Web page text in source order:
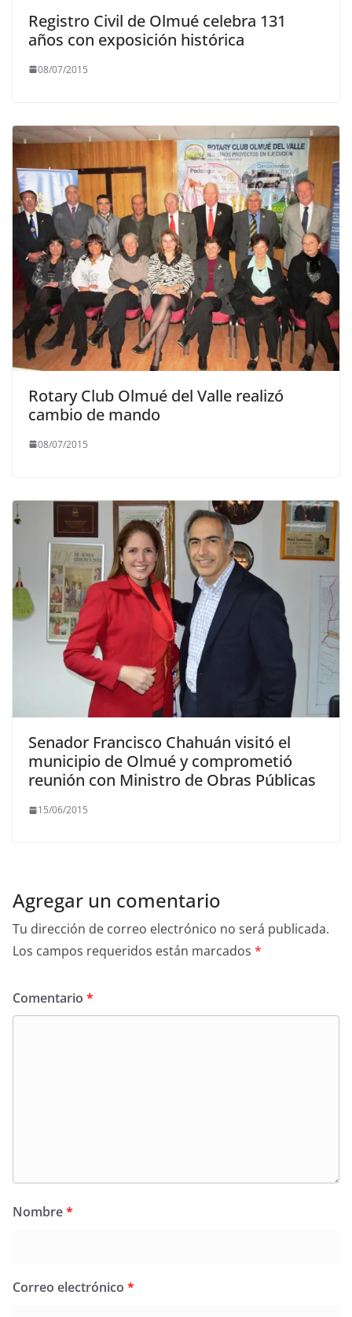
Registro Civil de Olmué celebra 131
años con exposición histórica
08/07/2015
Rotary Club Olmué del Valle realizó
cambio de mando
08/07/2015
Senador Francisco Chahuán visitó el
municipio de Olmué y comprometió
reunión con Ministro de Obras Públicas
15/06/2015
Agregar un comentario
Tu dirección de correo electrónico no será publicada.
Los campos requeridos están marcados *
Comentario *
Nombre*
Correo electrónico *